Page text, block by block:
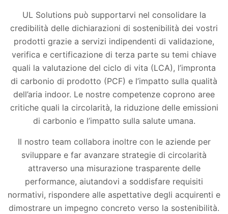
UL Solutions può supportarvi nel consolidare la
credibilità delle dichiarazioni di sostenibilità dei vostri
prodotti grazie a servizi indipendenti di validazione,
verifica e certificazione di terza parte su temi chiave
quali la valutazione del ciclo di vita (LCA), l’impronta
di carbonio di prodotto (PCF) e l’impatto sulla qualità
dell’aria indoor. Le nostre competenze coprono aree
critiche quali la circolarità, la riduzione delle emissioni
di carbonio e l’impatto sulla salute umana.
Il nostro team collabora inoltre con le aziende per
sviluppare e far avanzare strategie di circolarità
attraverso una misurazione trasparente delle
performance, aiutandovi a soddisfare requisiti
normativi, rispondere alle aspettative degli acquirenti e
dimostrare un impegno concreto verso la sostenibilità.